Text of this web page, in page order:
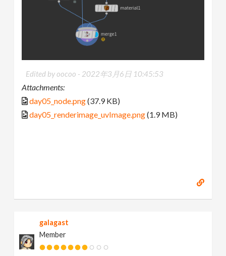
Edited by oocoo - 2022年3月6日 10:45:53
Attachments:
day05_node.png(37.9 KB)
day05_renderimage_uvImage.png(1.9 MB)
galagast
Member